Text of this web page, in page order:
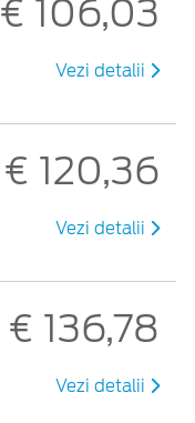
€ 106,03
Vezi detalii
€ 120,36
Vezi detalii
€ 136,78
Vezi detalii